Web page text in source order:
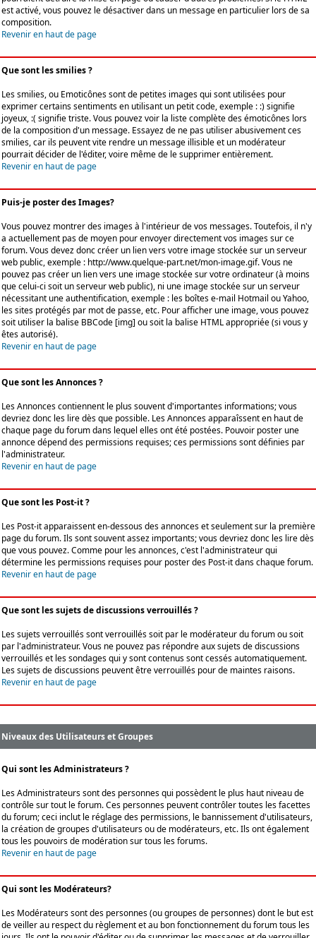
est activé, vous pouvez le désactiver dans un message en particulier lors de sa
composition.
Revenir en haut de page
Que sont les smilies ?
Les smilies, ou Emoticônes sont de petites images qui sont utilisées pour
exprimer certains sentiments en utilisant un petit code, exemple : :) signifie
joyeux, :( signifie triste. Vous pouvez voir la liste complète des émoticônes lors
de la composition d'un message. Essayez de ne pas utiliser abusivement ces
smilies, car ils peuvent vite rendre un message illisible et un modérateur
pourrait décider de l'éditer, voire même de le supprimer entièrement.
Revenir en haut de page
Puis-je poster des Images?
Vous pouvez montrer des images à l'intérieur de vos messages. Toutefois, il n'y
a actuellement pas de moyen pour envoyer directement vos images sur ce
forum. Vous devez donc créer un lien vers votre image stockée sur un serveur
web public, exemple : http://www.quelque-part.net/mon-image.gif. Vous ne
pouvez pas créer un lien vers une image stockée sur votre ordinateur (à moins
que celui-ci soit un serveur web public), ni une image stockée sur un serveur
nécessitant une authentification, exemple : les boîtes e-mail Hotmail ou Yahoo,
les sites protégés par mot de passe, etc. Pour afficher une image, vous pouvez
soit utiliser la balise BBCode [img] ou soit la balise HTML appropriée (si vous y
êtes autorisé).
Revenir en haut de page
Que sont les Annonces ?
Les Annonces contiennent le plus souvent d'importantes informations; vous
devriez donc les lire dès que possible. Les Annonces apparaîssent en haut de
chaque page du forum dans lequel elles ont été postées. Pouvoir poster une
annonce dépend des permissions requises; ces permissions sont définies par
l'administrateur.
Revenir en haut de page
Que sont les Post-it ?
Les Post-it apparaissent en-dessous des annonces et seulement sur la première
page du forum. Ils sont souvent assez importants; vous devriez donc les lire dès
que vous pouvez. Comme pour les annonces, c'est l'administrateur qui
détermine les permissions requises pour poster des Post-it dans chaque forum.
Revenir en haut de page
Que sont les sujets de discussions verrouillés ?
Les sujets verrouillés sont verrouillés soit par le modérateur du forum ou soit
par l'administrateur. Vous ne pouvez pas répondre aux sujets de discussions
verrouillés et les sondages qui y sont contenus sont cessés automatiquement.
Les sujets de discussions peuvent être verrouillés pour de maintes raisons.
Revenir en haut de page
Niveaux des Utilisateurs et Groupes
Qui sont les Administrateurs ?
Les Administrateurs sont des personnes qui possèdent le plus haut niveau de
contrôle sur tout le forum. Ces personnes peuvent contrôler toutes les facettes
du forum; ceci inclut le réglage des permissions, le bannissement d'utilisateurs,
la création de groupes d'utilisateurs ou de modérateurs, etc. Ils ont également
tous les pouvoirs de modération sur tous les forums.
Revenir en haut de page
Qui sont les Modérateurs?
Les Modérateurs sont des personnes (ou groupes de personnes) dont le but est
de veiller au respect du règlement et au bon fonctionnement du forum tous les